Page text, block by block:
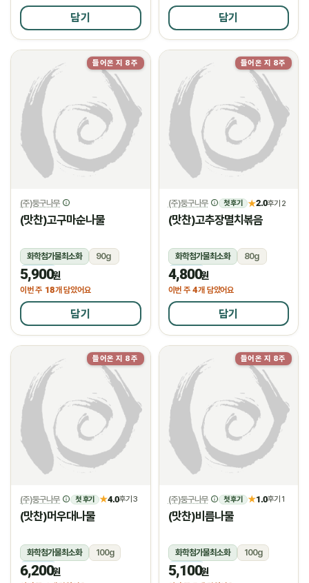
담기 담기
들어온 지 8주
(주)둥구나무
(맛찬)고구마순나물
화학첨가물최소화
90g
냉장
5,900원
이번 주 18개 담았어요
담기
들어온 지 8주
(주)둥구나무 첫 후기 ★2.0후기 2
(맛찬)고추장멸치볶음
화학첨가물최소화
80g
냉장
4,800원
이번 주 4개 담았어요
담기
들어온 지 8주
(주)둥구나무 첫 후기 ★4.0후기 3
(맛찬)머우대나물
화학첨가물최소화
100g
냉장
6,200원
들어온 지 8주
(주)둥구나무 첫 후기 ★1.0후기 1
(맛찬)비름나물
화학첨가물최소화
100g
냉장
5,100원